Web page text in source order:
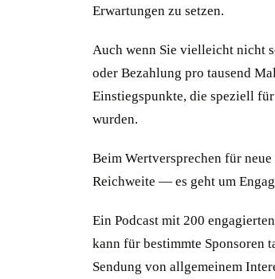
Erwartungen zu setzen.
Auch wenn Sie vielleicht nicht
oder Bezahlung pro tausend
Einstiegspunkte, die speziell
wurden.
Beim Wertversprechen für
Reichweite — es geht um
Ein Podcast mit 200
kann für bestimmte Sponsoren
Sendung von allgemeinem